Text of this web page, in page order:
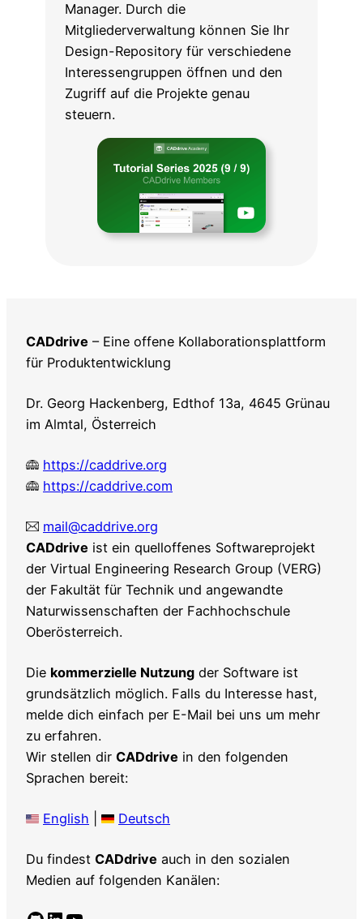
Manager. Durch die
Mitgliederverwaltung können Sie Ihr
Design-Repository für verschiedene
Interessengruppen öffnen und den
Zugriff auf die Projekte genau
steuern.
CADdrive – Eine offene Kollaborationsplattform
für Produktentwicklung
Dr. Georg Hackenberg, Edthof 13a, 4645 Grünau
im Almtal, Österreich
https://caddrive.org
https://caddrive.com
mail@caddrive.org
CADdrive ist ein quelloffenes Softwareprojekt
der Virtual Engineering Research Group (VERG)
der Fakultät für Technik und angewandte
Naturwissenschaften der Fachhochschule
Oberösterreich.
Die kommerzielle Nutzung der Software ist
grundsätzlich möglich. Falls du Interesse hast,
melde dich einfach per E-Mail bei uns um mehr
zu erfahren.
Wir stellen dir CADdrive in den folgenden
Sprachen bereit:
English Deutsch
Du findest CADdrive auch in den sozialen
Medien auf folgenden Kanälen: